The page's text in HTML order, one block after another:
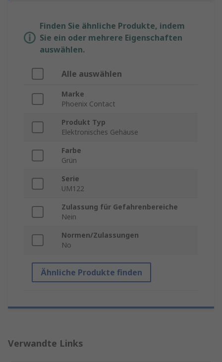
Finden Sie ähnliche Produkte, indem
Sie ein oder mehrere Eigenschaften
auswählen.
Alle auswählen
Marke
Phoenix Contact
Produkt Typ
Elektronisches Gehäuse
Farbe
Grün
Serie
UM122
Zulassung für Gefahrenbereiche
Nein
Normen/Zulassungen
No
Ähnliche Produkte finden
Verwandte Links